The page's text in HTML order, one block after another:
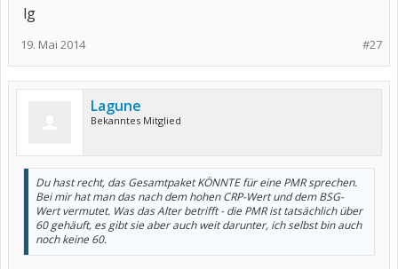
lg
#27
19. Mai 2014
Lagune
Bekanntes Mitglied
Du hast recht, das Gesamtpaket KÖNNTE für eine PMR sprechen.
Bei mir hat man das nach dem hohen CRP-Wert und dem BSG-
Wert vermutet. Was das Alter betrifft - die PMR ist tatsächlich über
60 gehäuft, es gibt sie aber auch weit darunter, ich selbst bin auch
noch keine 60.